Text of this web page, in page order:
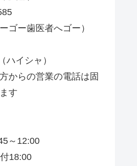
ゴー歯医者へゴー）
ハイシャ）
からの営業の電話は固
す
～12:00
18:00